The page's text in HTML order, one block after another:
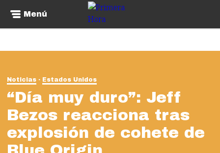
Menú
Noticias Estados Unidos
“Día muy duro”: Jeff
Bezos reacciona tras
explosión de cohete de